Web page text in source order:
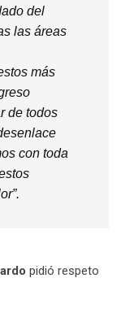
del
las áreas
más
de todos
con toda
pidió respeto